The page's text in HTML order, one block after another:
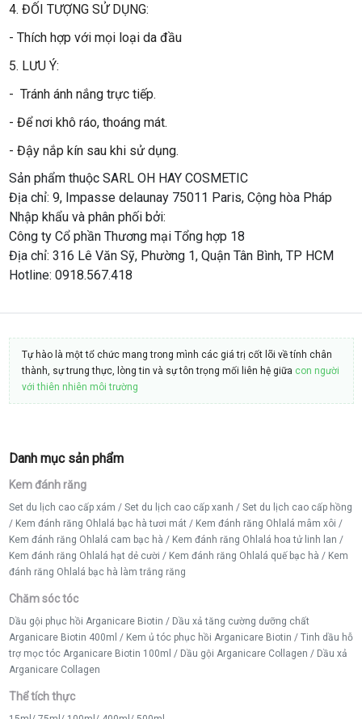
4. ĐỐI TƯỢNG SỬ DỤNG:
- Thích hợp với mọi loại da đầu
5. LƯU Ý:
- Tránh ánh nắng trực tiếp.
- Để nơi khô ráo, thoáng mát.
- Đậy nắp kín sau khi sử dụng.
Sản phẩm thuộc SARL OH HAY COSMETIC
Địa chỉ: 9, Impasse delaunay 75011 Paris, Cộng hòa Pháp
Nhập khẩu và phân phối bởi:
Công ty Cổ phần Thương mại Tổng hợp 18
Địa chỉ: 316 Lê Văn Sỹ, Phường 1, Quận Tân Bình, TP HCM
Hotline: 0918.567.418
Tự hào là một tổ chức mang trong mình các giá trị cốt lõi về tính chân
thành, sự trung thực, lòng tin và sự tôn trọng mối liên hệ giữa con người
với thiên nhiên môi trường
Danh mục sản phẩm
Kem đánh răng
Set du lịch cao cấp xám / Set du lịch cao cấp xanh / Set du lịch cao cấp hồng
/ Kem đánh răng Ohlalá bạc hà tươi mát / Kem đánh răng Ohlalá mâm xôi /
Kem đánh răng Ohlalá cam bạc hà / Kem đánh răng Ohlalá hoa tử linh lan /
Kem đánh răng Ohlalá hạt dẻ cười / Kem đánh răng Ohlalá quế bạc hà / Kem
đánh răng Ohlalá bạc hà làm trắng răng
Chăm sóc tóc
Dầu gội phục hồi Arganicare Biotin / Dầu xả tăng cường dưỡng chất
Arganicare Biotin 400ml / Kem ủ tóc phục hồi Arganicare Biotin / Tinh dầu hỗ
trợ mọc tóc Arganicare Biotin 100ml / Dầu gội Arganicare Collagen / Dầu xả
Arganicare Collagen
Thể tích thực